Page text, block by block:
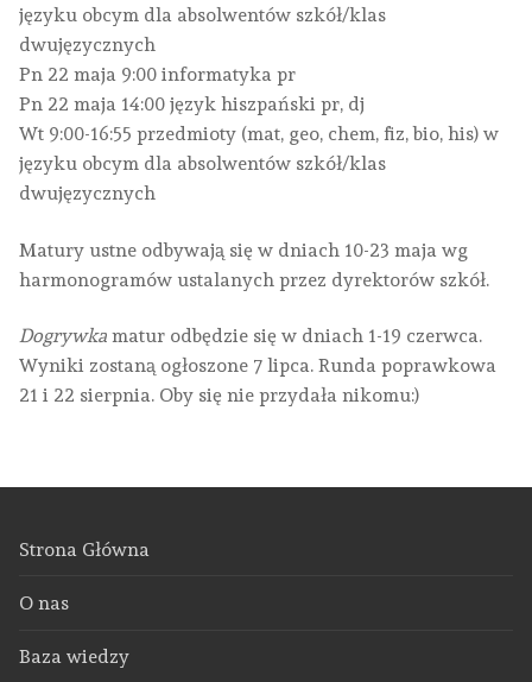
języku obcym dla absolwentów szkół/klas
dwujęzycznych
Pn 22 maja 9:00 informatyka pr
Pn 22 maja 14:00 język hiszpański pr, dj
Wt 9:00-16:55 przedmioty (mat, geo, chem, fiz, bio, his) w
języku obcym dla absolwentów szkół/klas
dwujęzycznych
Matury ustne odbywają się w dniach 10-23 maja wg
harmonogramów ustalanych przez dyrektorów szkół.
Dogrywka matur odbędzie się w dniach 1-19 czerwca.
Wyniki zostaną ogłoszone 7 lipca. Runda poprawkowa
21 i 22 sierpnia. Oby się nie przydała nikomu:)
Strona Główna
O nas
Baza wiedzy